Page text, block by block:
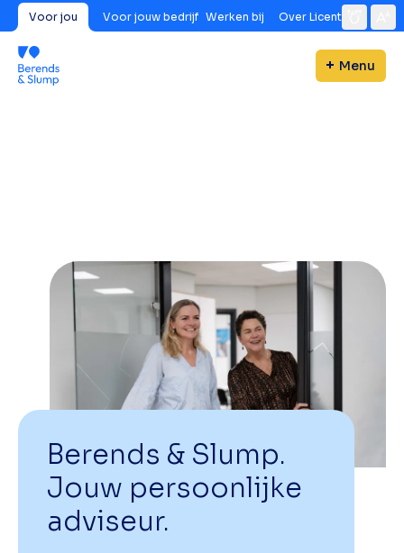
Voor jou Voor jouw bedrijf Werken bij Over Licent
Menu
Berends & Slump.
Jouw persoonlijke
adviseur.